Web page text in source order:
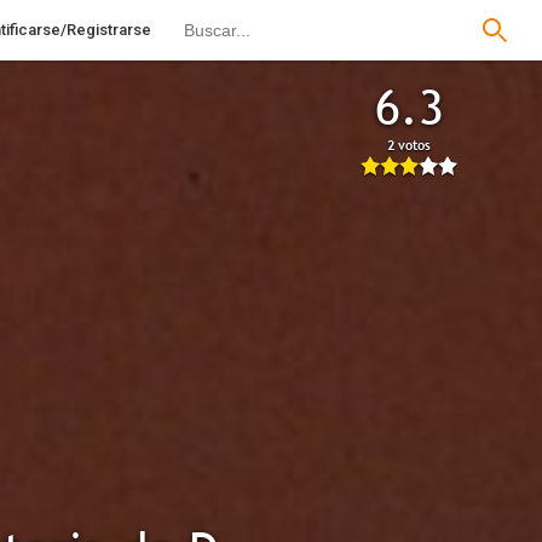
Registrarse
6.3
2 votos